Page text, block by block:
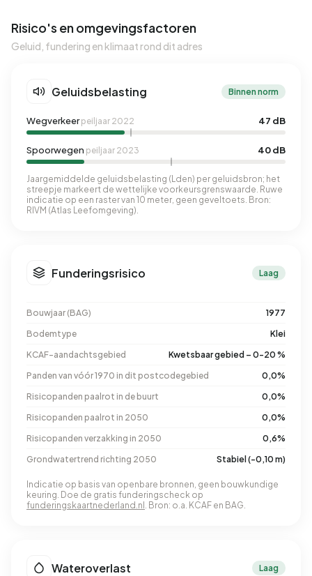
Risico's en omgevingsfactoren
Geluid, fundering en klimaat rond dit adres
Geluidsbelasting Binnen norm
Wegverkeerpeiljaar 2022 47 dB
Spoorwegen peiljaar 2023 40 dB
Jaargemiddelde geluidsbelasting (Lden) per geluidsbron; het
streepje markeert de wettelijke voorkeursgrenswaarde. Ruwe
indicatie op een raster van 10 meter, geen geveltoets. Bron:
RIVM (Atlas Leefomgeving).
Funderingsrisico Laag
Bouwjaar (BAG)
1977
Bodemtype
Klei
KCAF-aandachtsgebied
Kwetsbaar gebied – 0-20 %
Panden van vóór 1970 in dit postcodegebied
0,0%
Risicopanden paalrot in de buurt
0,0%
Risicopanden paalrot in 2050
0,0%
Risicopanden verzakking in 2050
0,6%
Grondwatertrend richting 2050
Stabiel (-0,10 m)
Indicatie op basis van openbare bronnen, geen bouwkundige
keuring. Doe de gratis funderingscheck op
funderingskaartnederland.nl . Bron: o.a. KCAF en BAG.
Wateroverlast Laag